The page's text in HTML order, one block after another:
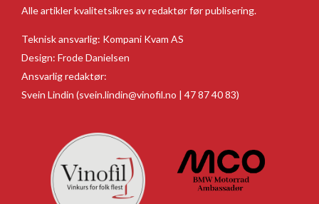
Alle artikler kvalitetsikres av redaktør før publisering.
Teknisk ansvarlig: Kompani Kvam AS
Design: Frode Danielsen
Ansvarlig redaktør:
Svein Lindin (svein.lindin@vinofil.no | 47 87 40 83)